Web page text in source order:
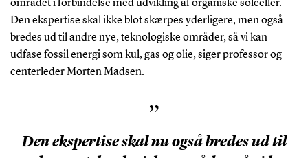
området i forbindelse med udvikling af organiske solceller.
Den ekspertise skal ikke blot skærpes yderligere, men også
bredes ud til andre nye, teknologiske områder, så vi kan
udfase fossil energi som kul, gas og olie, siger professor og
centerleder Morten Madsen.
”
Den ekspertise skal nu også bredes ud til